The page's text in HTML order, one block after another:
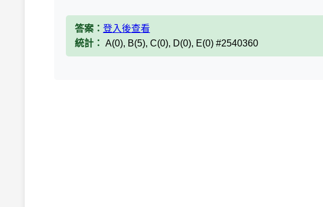
答案： 登入後查看
統計： A(0), B(5), C(0), D(0), E(0) #2540360